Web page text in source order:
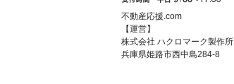
不動産応援.com
【運営】
株式会社 ハクロマーク製作所
兵庫県姫路市西中島284-8